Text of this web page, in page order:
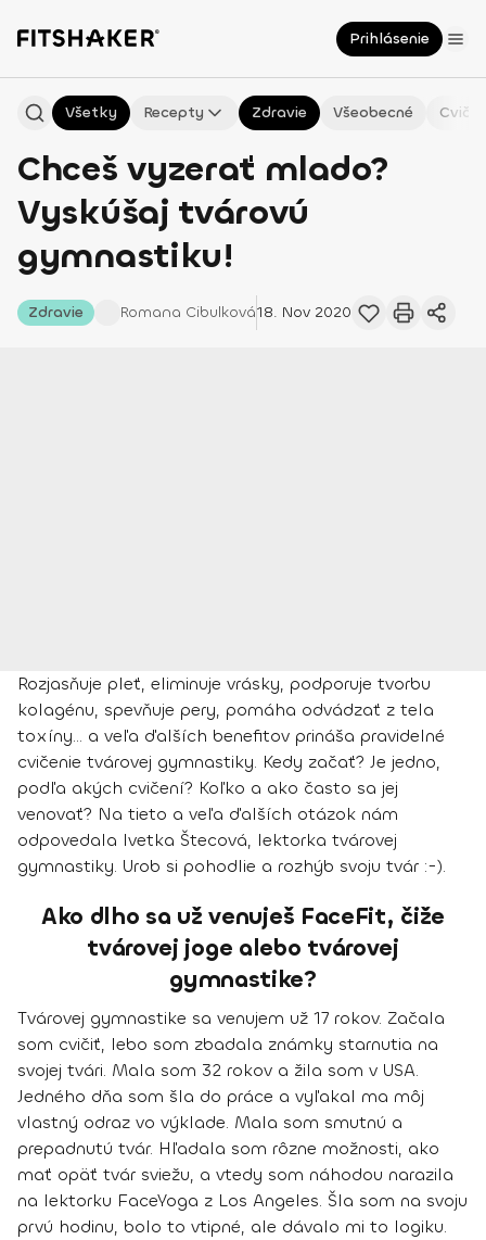
Prihlásenie
Všetky Recepty Zdravie Všeobecné
Chceš vyzerať mlado?
Vyskúšaj tvárovú
gymnastiku!
Zdravie Romana Cibulková18. Nov 2020
Rozjasňuje pleť, eliminuje vrásky, podporuje tvorbu
kolagénu, spevňuje pery, pomáha odvádzať z tela
toxíny... a veľa ďalších benefitov prináša pravidelné
cvičenie tvárovej gymnastiky. Kedy začať? Je jedno,
podľa akých cvičení? Koľko a ako často sa jej
venovať? Na tieto a veľa ďalších otázok nám
odpovedala Ivetka Štecová, lektorka tvárovej
gymnastiky. Urob si pohodlie a rozhýb svoju tvár :-).
Ako dlho sa už venuješ FaceFit, čiže
tvárovej joge alebo tvárovej
gymnastike?
Tvárovej gymnastike sa venujem už 17 rokov. Začala
som cvičiť, lebo som zbadala známky starnutia na
svojej tvári. Mala som 32 rokov a žila som v USA.
Jedného dňa som šla do práce a vyľakal ma môj
vlastný odraz vo výklade. Mala som smutnú a
prepadnutú tvár. Hľadala som rôzne možnosti, ako
mať opäť tvár sviežu, a vtedy som náhodou narazila
na lektorku FaceYoga z Los Angeles. Šla som na svoju
prvú hodinu, bolo to vtipné, ale dávalo mi to logiku.